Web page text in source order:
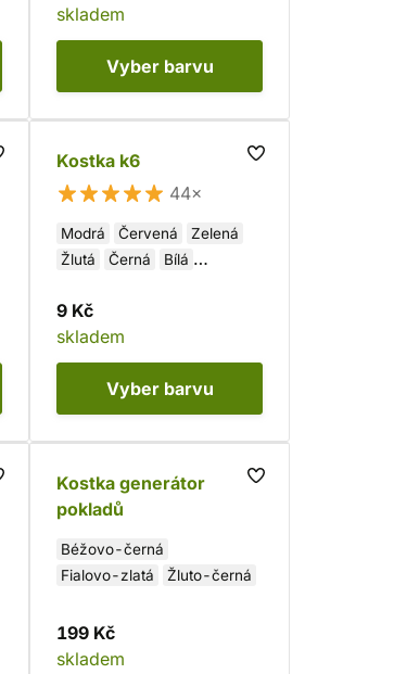
Černo-zelená
Černo-modrá
Černo-bílá
skladem
Vyber barvu
Kostka k6
44×
Modrá Červená
Zelená
Žlutá
Černá
Bílá
9 Kč
skladem
Vyber barvu
Kostka generátor
pokladů
Béžovo-černá
Fialovo-zlatá
Žluto-černá
199 Kč
skladem